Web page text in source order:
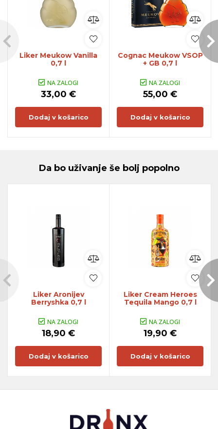
Liker Meukow Vanilla
0,7 l
NA ZALOGI
33,00 €
Dodaj v košarico
Cognac Meukow VSOP
+ GB 0,7 l
NA ZALOGI
55,00 €
Dodaj v košarico
Da bo uživanje še bolj popolno
Liker Aronijev
Berryshka 0,7 l
NA ZALOGI
18,90 €
Dodaj v košarico
Liker Cream Heroes
Tequila Mango 0,7 l
NA ZALOGI
19,90 €
Dodaj v košarico